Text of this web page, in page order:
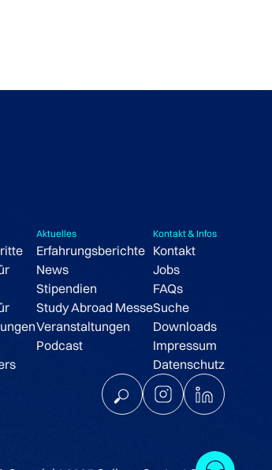
Aktuelles
Erfahrungsberichte
News
Stipendien
Study Abroad Messe
Veranstaltungen
Podcast
Kontakt & Infos
Kontakt
Jobs
FAQs
Suche
Downloads
Impressum
Datenschutz